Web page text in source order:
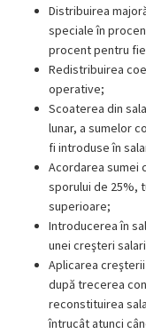
Distribuirea
speciale în
procent pentru
Redistribuirea
operative;
Scoaterea din
lunar, a sumelor
fi introduse în
Acordarea sumei
sporului de 25%,
superioare;
Introducerea în
unei creşteri
Aplicarea
după trecerea
reconstituirea
întrucât atunci